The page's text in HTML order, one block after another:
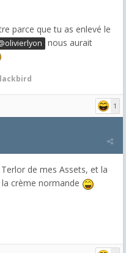
parce que tu as enlevé le
nous aurait
1
de mes Assets, et la
crème normande